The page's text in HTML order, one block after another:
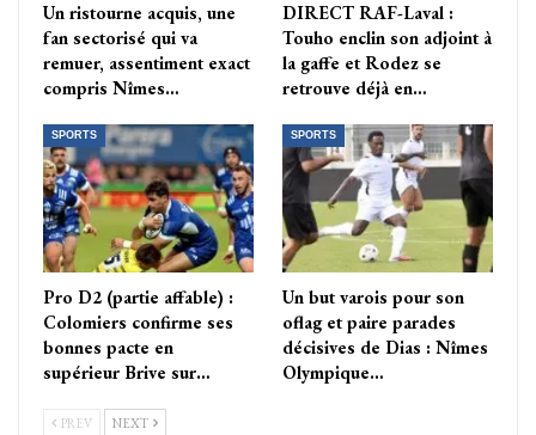
Un ristourne acquis, une
fan sectorisé qui va
remuer, assentiment exact
compris Nîmes…
DIRECT RAF-Laval :
Touho enclin son adjoint à
la gaffe et Rodez se
retrouve déjà en…
SPORTS
Pro D2 (partie affable) :
Colomiers confirme ses
bonnes pacte en
supérieur Brive sur…
SPORTS
Un but varois pour son
oflag et paire parades
décisives de Dias : Nîmes
Olympique…
PREV NEXT